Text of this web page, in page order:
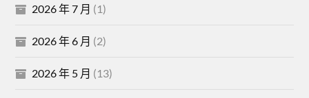
2026 年 7 月 (1)
2026 年 6 月 (2)
2026 年 5 月 (13)